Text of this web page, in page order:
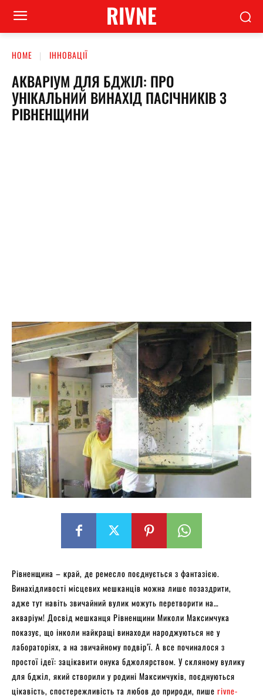
RIVNE
HOME ІННОВАЦІЇ
АКВАРІУМ ДЛЯ БДЖІЛ: ПРО
УНІКАЛЬНИЙ ВИНАХІД ПАСІЧНИКІВ З
РІВНЕНЩИНИ
Рівненщина – край, де ремесло поєднується з фантазією.
Винахідливості місцевих мешканців можна лише позаздрити,
адже тут навіть звичайний вулик можуть перетворити на…
акваріум! Досвід мешканця Рівненщини Миколи Максимчука
показує, що інколи найкращі винаходи народжуються не у
лабораторіях, а на звичайному подвір’ї. А все починалося з
простої ідеї: зацікавити онука бджолярством. У скляному вулику
для бджіл, який створили у родині Максимчуків, поєднуються
цікавість, спостережливість та любов до природи, пише rivne-